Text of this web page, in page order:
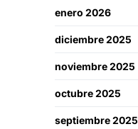
enero 2026
diciembre 2025
noviembre 2025
octubre 2025
septiembre 2025